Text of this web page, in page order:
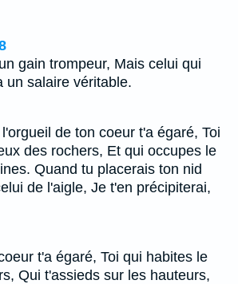
gain trompeur, Mais celui qui
un salaire véritable.
de ton coeur t'a égaré, Toi
des rochers, Et qui occupes le
Quand tu placerais ton nid
de l'aigle, Je t'en précipiterai,
t'a égaré, Toi qui habites le
Qui t'assieds sur les hauteurs,